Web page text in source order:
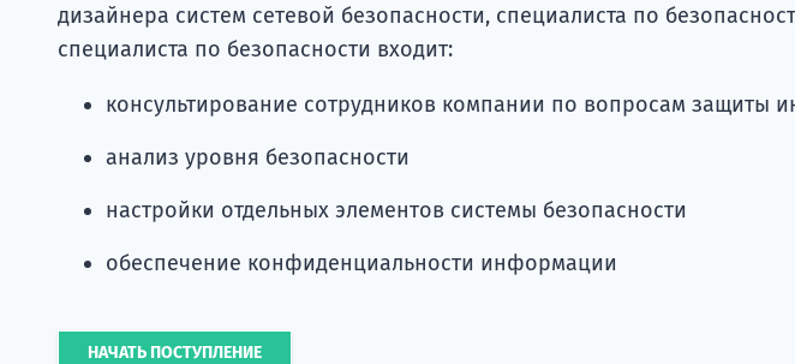
дизайнера систем сетевой безопасности, специалиста по
специалиста по безопасности входит:
консультирование сотрудников компании по вопросам защиты
анализ уровня безопасности
настройки отдельных элементов системы безопасности
обеспечение конфиденциальности информации
НАЧАТЬ ПОСТУПЛЕНИЕ